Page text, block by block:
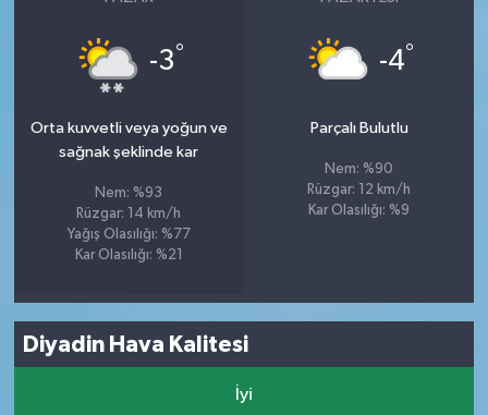
-3°
Orta kuvvetli veya yoğun ve
sağnak şeklinde kar
Nem: %93
Rüzgar: 14 km/h
Yağış Olasılığı: %77
Kar Olasılığı: %21
-4°
Parçalı Bulutlu
Nem: %90
Rüzgar: 12 km/h
Kar Olasılığı: %9
Diyadin Hava Kalitesi
İyi